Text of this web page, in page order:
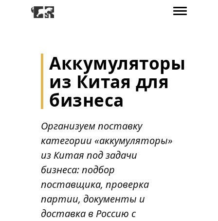
Аккумуляторы
из Китая для
бизнеса
Организуем поставку
категории «аккумуляторы»
из Китая под задачи
бизнеса: подбор
поставщика, проверка
партии, документы и
доставка в Россию с